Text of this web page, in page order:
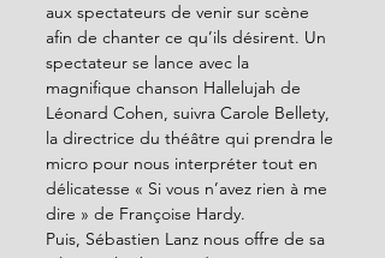
aux spectateurs de venir sur scène
afin de chanter ce qu’ils désirent. Un
spectateur se lance avec la
magnifique chanson Hallelujah de
Léonard Cohen, suivra Carole Bellety,
la directrice du théâtre qui prendra le
micro pour nous interpréter tout en
délicatesse « Si vous n’avez rien à me
dire » de Françoise Hardy.
Puis, Sébastien Lanz nous offre de sa